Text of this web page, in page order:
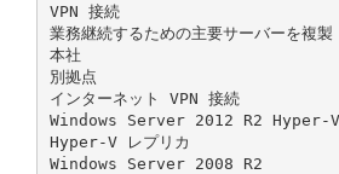
VPN 接続
業務継続するための主要サーバーを複製
本社
別拠点
インターネット VPN 接続
Windows Server 2012 R2 Hyper-V
Hyper-V レプリカ
Windows Server 2008 R2